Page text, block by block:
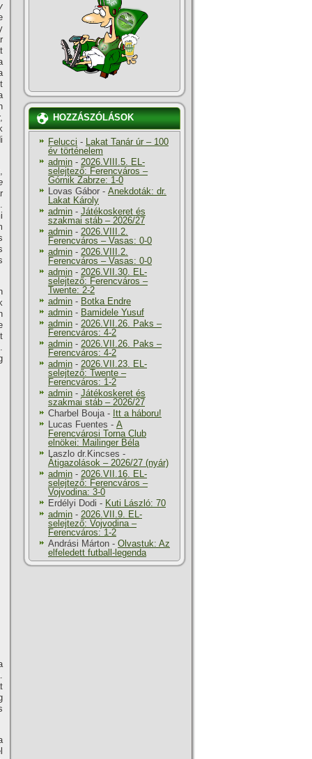
HOZZÁSZÓLÁSOK
Felucci - Lakat Tanár úr – 100
év történelem
admin - 2026.VIII.5. EL-
selejtező: Ferencváros –
Górnik Zabrze: 1-0
Lovas Gábor - Anekdoták: dr.
Lakat Károly
admin - Játékoskeret és
szakmai stáb – 2026/27
admin - 2026.VIII.2.
Ferencváros – Vasas: 0-0
admin - 2026.VIII.2.
Ferencváros – Vasas: 0-0
admin - 2026.VII.30. EL-
selejtező: Ferencváros –
Twente: 2-2
admin - Botka Endre
admin - Bamidele Yusuf
admin - 2026.VII.26. Paks –
Ferencváros: 4-2
admin - 2026.VII.26. Paks –
Ferencváros: 4-2
admin - 2026.VII.23. EL-
selejtező: Twente –
Ferencváros: 1-2
admin - Játékoskeret és
szakmai stáb – 2026/27
Charbel Bouja- Itt a háboru!
Lucas Fuentes - A
Ferencvárosi Torna Club
elnökei: Mailinger Béla
Laszlo dr.Kincses -
Átigazolások – 2026/27 (nyár)
admin - 2026.VII.16. EL-
selejtező: Ferencváros –
Vojvodina: 3-0
Erdélyi Dodi - Kuti László: 70
admin - 2026.VII.9. EL-
selejtező: Vojvodina –
Ferencváros: 1-2
Andrási Márton - Olvastuk: Az
elfeledett futball-legenda